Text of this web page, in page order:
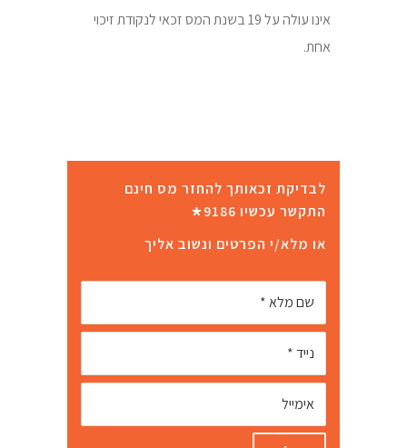
אינו עולה על 19 בשנת המס זכאי לנקודת זיכוי
אחת.
לבדיקת זכאותך להחזר מס חינם
התקשר עכשיו 9186
*
או מלא/י הפרטים ונשוב אליך